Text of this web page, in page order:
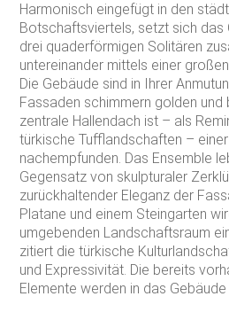
Harmonisch eingefügt in den
Botschaftsviertels, setzt sich das
drei quaderförmigen Solitären
untereinander mittels einer
Die Gebäude sind in Ihrer
Fassaden schimmern golden und
zentrale Hallendach ist – als
türkische Tufflandschaften –
nachempfunden. Das Ensemble
Gegensatz von skulpturaler
zurückhaltender Eleganz der
Platane und einem Steingarten
umgebenden Landschaftsraum
zitiert die türkische
und Expressivität. Die bereits
Elemente werden in das